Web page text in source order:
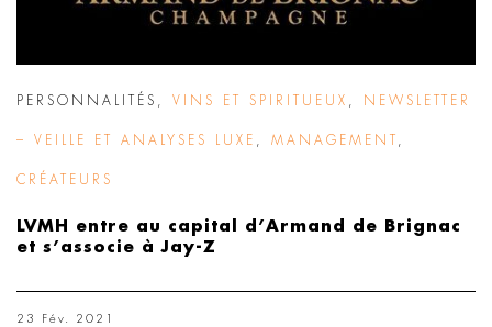
PERSONNALITÉS VINS ET SPIRITUEUX NEWSLETTER
– VEILLE ET ANALYSES LUXE MANAGEMENT
CRÉATEURS
LVMH entre au capital d’Armand de Brignac
et s’associe à Jay-Z
23 Fév. 2021